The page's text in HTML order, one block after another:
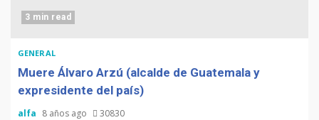
3 min read
GENERAL
Muere Álvaro Arzú (alcalde de Guatemala y
expresidente del país)
alfa 8 años ago 30830